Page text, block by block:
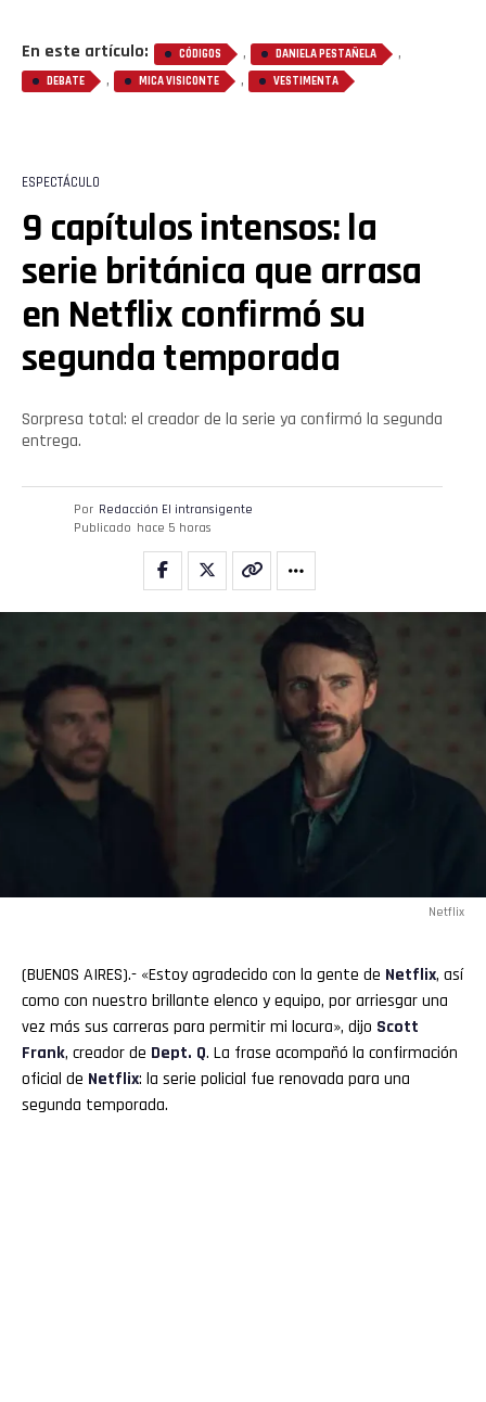
En este artículo: CÓDIGOS , DANIELA PESTAÑELA ,
DEBATE , MICA VISICONTE , VESTIMENTA
ESPECTÁCULO
9 capítulos intensos: la
serie británica que arrasa
en Netflix confirmó su
segunda temporada
Sorpresa total: el creador de la serie ya confirmó la segunda
entrega.
Por Redacción El intransigente
Publicado hace 5 horas
Netflix
(BUENOS AIRES).- «Estoy agradecido con la gente de Netflix, así
como con nuestro brillante elenco y equipo, por arriesgar una
vez más sus carreras para permitir mi locura», dijo Scott
Frank, creador de Dept. Q. La frase acompañó la confirmación
oficial de Netflix: la serie policial fue renovada para una
segunda temporada.
Flipboard